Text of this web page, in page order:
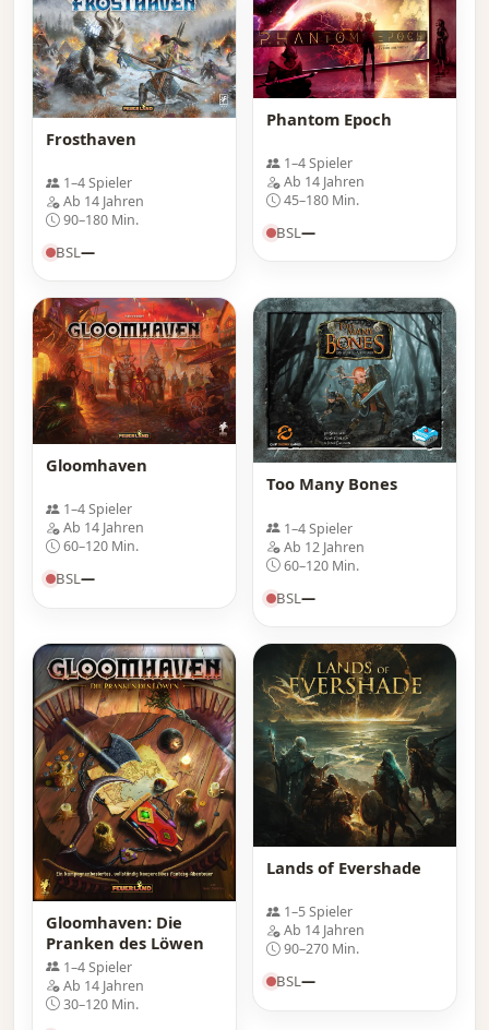
Frosthaven
1–4 Spieler
Ab 14 Jahren
90–180 Min.
BSL—
Phantom Epoch
1–4 Spieler
Ab 14 Jahren
45–180 Min.
BSL—
Gloomhaven
1–4 Spieler
Ab 14 Jahren
60–120 Min.
BSL—
Too Many Bones
1–4 Spieler
Ab 12 Jahren
60–120 Min.
BSL—
Gloomhaven: Die
Pranken des Löwen
1–4 Spieler
Ab 14 Jahren
30–120 Min.
Lands of Evershade
1–5 Spieler
Ab 14 Jahren
90–270 Min.
BSL—